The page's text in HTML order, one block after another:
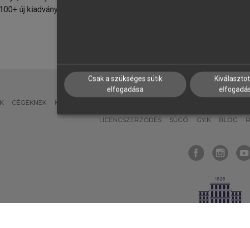
új kiadvány.
CÉGEKNEK KÖNYVTÁROSOKNAK
LICENCSZERZŐDÉS SÚGÓ GYIK BLOG
Csak a szükséges sütik
elfogadása